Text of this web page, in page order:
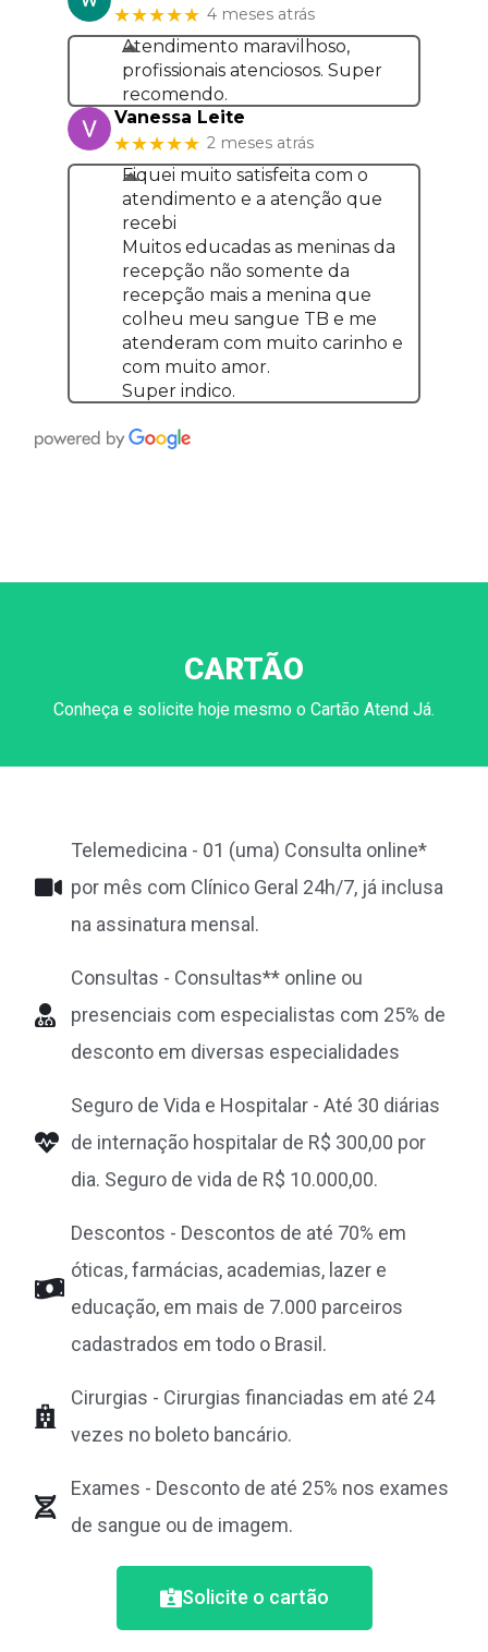
★★★★★ 4 meses atrás
Atendimento maravilhoso,
profissionais atenciosos. Super
recomendo.
Vanessa Leite
★★★★★ 2 meses atrás
Fiquei muito satisfeita com o
atendimento e a atenção que
recebi
Muitos educadas as meninas da
recepção não somente da
recepção mais a menina que
colheu meu sangue TB e me
atenderam com muito carinho e
com muito amor.
Super indico.
CARTÃO
Conheça e solicite hoje mesmo o Cartão Atend Já.
Telemedicina - 01 (uma) Consulta online*
por mês com Clínico Geral 24h/7, já inclusa
na assinatura mensal.
Consultas - Consultas** online ou
presenciais com especialistas com 25% de
desconto em diversas especialidades
Seguro de Vida e Hospitalar - Até 30 diárias
de internação hospitalar de R$ 300,00 por
dia. Seguro de vida de R$ 10.000,00.
Descontos - Descontos de até 70% em
óticas, farmácias, academias, lazer e
educação, em mais de 7.000 parceiros
cadastrados em todo o Brasil.
Cirurgias - Cirurgias financiadas em até 24
vezes no boleto bancário.
Exames - Desconto de até 25% nos exames
de sangue ou de imagem.
Solicite o cartão